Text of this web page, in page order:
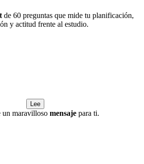
de 60 preguntas que mide tu planificación,
y actitud frente al estudio.
Lee
un maravilloso mensajepara ti.